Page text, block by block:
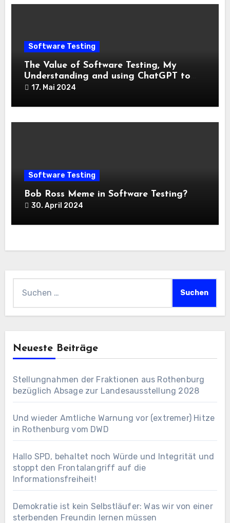
Software Testing
The Value of Software Testing, My
Understanding and using ChatGPT to
provide answers
17. Mai 2024
Software Testing
Bob Ross Meme in Software Testing?
30. April 2024
nach:
Neueste Beiträge
Stellungnahmen der Fraktionen aus Rothenburg
bezüglich Absage zur Landesausstellung 2028
Und wieder Amtliche Warnung vor (extremer) Hitze
in Rothenburg vom DWD
Hallo SPD, behaltet noch Würde und Integrität und
stoppt den Frontalangriff auf die
Informationsfreiheit!
Demokratie ist kein Selbstläufer: Was wir von einer
sterbenden Freundin lernen müssen